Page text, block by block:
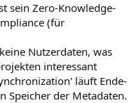
sein Zero-Knowledge-
(für
Nutzerdaten, was
interessant
läuft Ende-
Speicher der Metadaten.